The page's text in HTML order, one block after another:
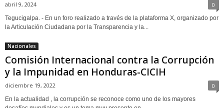
abril 9, 2024 0
Tegucigalpa. - En un foro realizado a través de la plataforma X, organizado por
la Articulación Ciudadana por la Transparencia y la...
Nacionales
Comisión Internacional contra la Corrupción
y la Impunidad en Honduras-CICIH
diciembre 19, 2022 0
En la actualidad , la corrupción se reconoce como uno de los mayores